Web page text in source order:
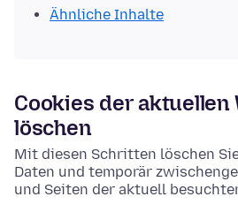
Ähnliche Inhalte
Cookies der aktuellen
löschen
Mit diesen Schritten löschen
Daten und temporär
und Seiten der aktuell